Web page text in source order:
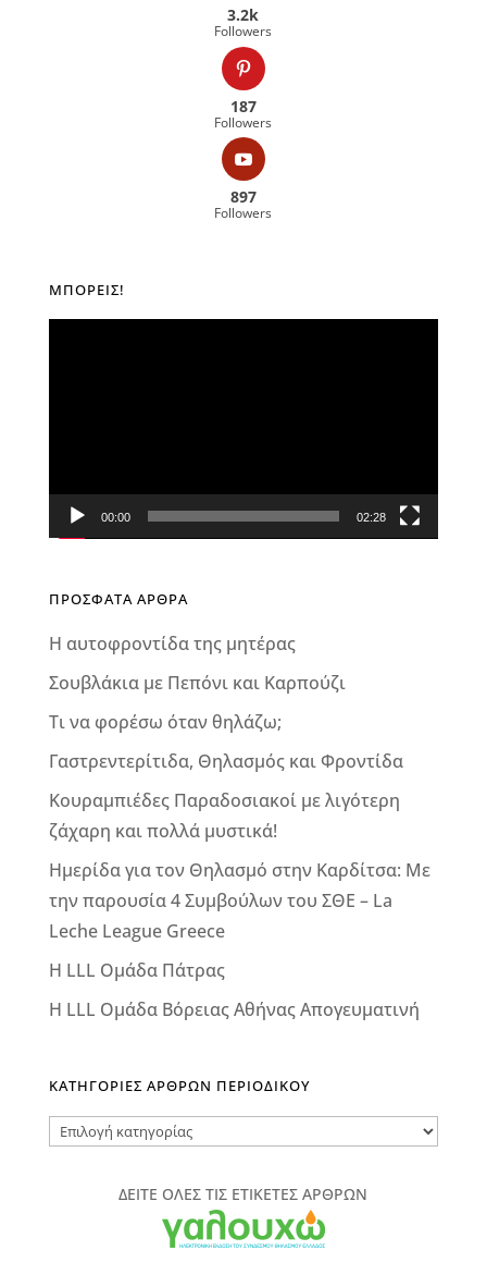
3.2k
Followers
187
Followers
897
Followers
ΜΠΟΡΕΊΣ!
00:00 02:28
ΠΡΟΣΦΑΤΑ ΑΡΘΡΑ
Η αυτοφροντίδα της μητέρας
Σουβλάκια με Πεπόνι και Καρπούζι
Τι να φορέσω όταν θηλάζω;
Γαστρεντερίτιδα, Θηλασμός και Φροντίδα
Κουραμπιέδες Παραδοσιακοί με λιγότερη
ζάχαρη και πολλά μυστικά!
Ημερίδα για τον Θηλασμό στην Καρδίτσα: Με
την παρουσία 4 Συμβούλων του ΣΘΕ – La
Leche League Greece
Η LLL Ομάδα Πάτρας
Η LLL Ομάδα Βόρειας Αθήνας Απογευματινή
ΚΑΤΗΓΟΡΙΕΣ ΑΡΘΡΩΝ ΠΕΡΙΟΔΙΚΟΥ
ΚΑΤΗΓΟΡΙΕΣ
ΠΕΡΙΟΔΙΚΟΥΔΕΙΤΕ ΟΛΕΣ ΤΙΣ ΕΤΙΚΕΤΕΣ ΑΡΘΡΩΝ